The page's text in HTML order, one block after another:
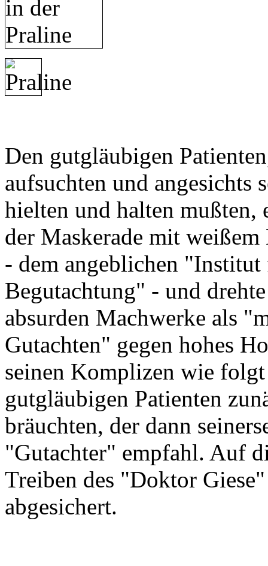
Den gutgläubigen
aufsuchten und angesichts
hielten und halten
der Maskerade mit
- dem angeblichen
Begutachtung" - und
absurden Machwerke als
Gutachten" gegen hohes
seinen Komplizen wie
gutgläubigen Patienten
bräuchten, der dann
"Gutachter" empfahl. Auf
Treiben des "Doktor
abgesichert.